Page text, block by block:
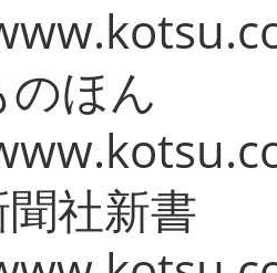
ほん
社新書